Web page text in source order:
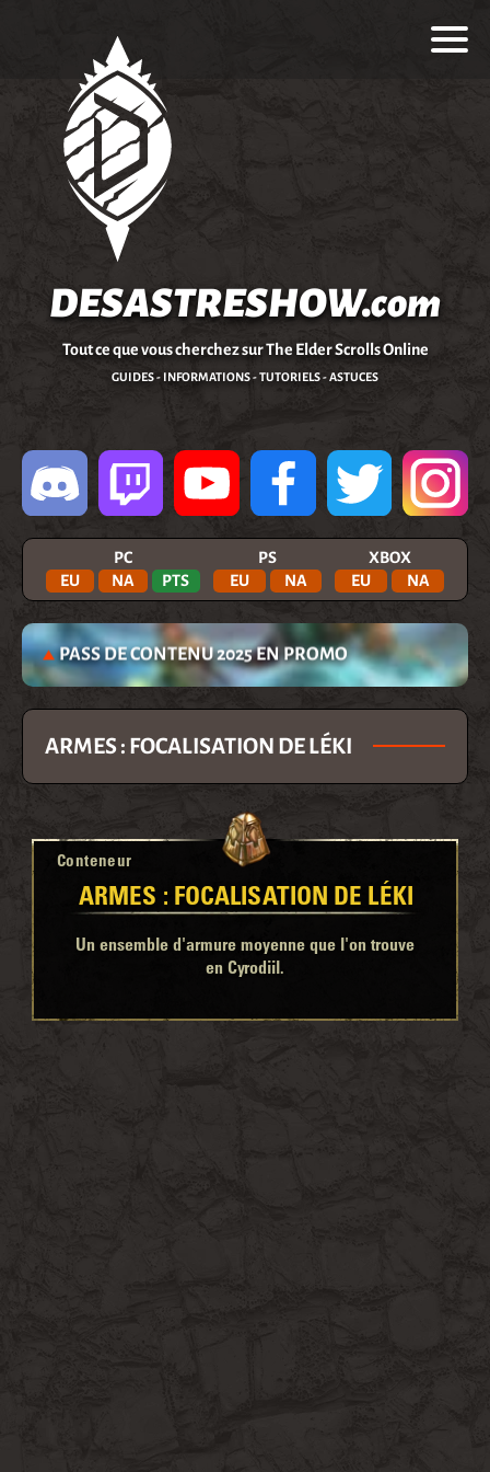
DESASTRESHOW.com
Tout ce que vous cherchez sur The Elder Scrolls Online
GUIDES - INFORMATIONS - TUTORIELS - ASTUCES
PC
EU
NA PTS
PS
EU
NA
XBOX
EU
NA
PASS DE CONTENU 2025 EN PROMO
ARMES : FOCALISATION DE LÉKI
Conteneur
ARMES : FOCALISATION DE LÉKI
Un ensemble d'armure moyenne que l'on trouve
en Cyrodiil.